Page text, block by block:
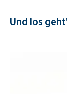
Und los